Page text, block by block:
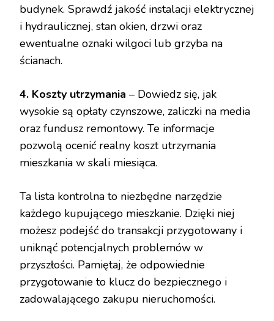
budynek. Sprawdź jakość instalacji elektrycznej
i hydraulicznej, stan okien, drzwi oraz
ewentualne oznaki wilgoci lub grzyba na
ścianach.
4. Koszty utrzymania – Dowiedz się, jak
wysokie są opłaty czynszowe, zaliczki na media
oraz fundusz remontowy. Te informacje
pozwolą ocenić realny koszt utrzymania
mieszkania w skali miesiąca.
Ta lista kontrolna to niezbędne narzędzie
każdego kupującego mieszkanie. Dzięki niej
możesz podejść do transakcji przygotowany i
uniknąć potencjalnych problemów w
przyszłości. Pamiętaj, że odpowiednie
przygotowanie to klucz do bezpiecznego i
zadowalającego zakupu nieruchomości.